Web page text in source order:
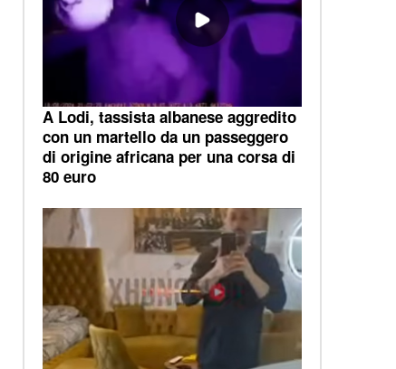
A Lodi, tassista albanese aggredito
con un martello da un passeggero
di origine africana per una corsa di
80 euro